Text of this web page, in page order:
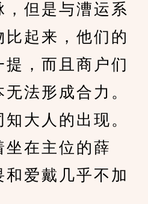
但是与漕运系
起来，他们的
，而且商户们
法形成合力。
大人的出现。
在主位的薛
爱戴几乎不加